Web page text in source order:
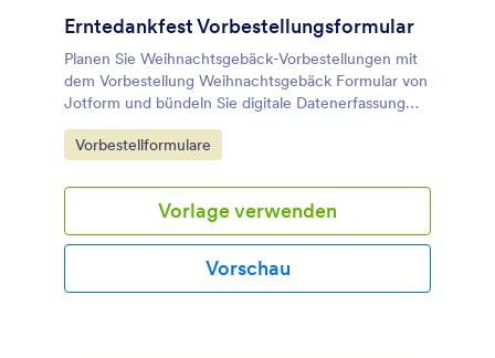
Erntedankfest Vorbestellungsformular
Planen Sie Weihnachtsgebäck-Vorbestellungen mit
dem Vorbestellung Weihnachtsgebäck Formular von
Jotform und bündeln Sie digitale Datenerfassung
und jede Formularantwort für Abholung oder
Lieferung in einem Online-Formular.
Go to Category:
Vorbestellformulare
Vorlage verwenden
Vorschau